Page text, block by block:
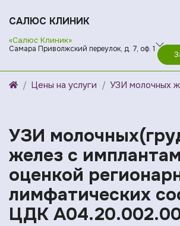
САЛЮС КЛИНИК
«Салюс Клиник»
Самара Приволжский переулок, д. 7, оф. 1
Цены на услуги УЗИ молочных
УЗИ
желез с
оценкой
лимфатических
ЦДК